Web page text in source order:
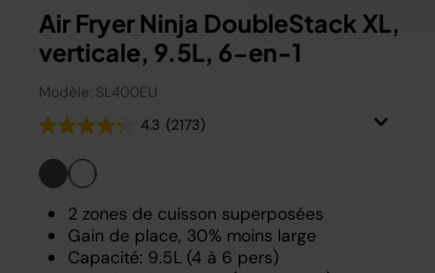
Air Fryer Ninja DoubleStack XL,
verticale, 9.5L, 6-en-1
Modèle: SL400EU
4.3 (2173)
2 zones de cuisson superposées
Gain de place, 30% moins large
Capacité: 9.5L (4 à 6 pers)